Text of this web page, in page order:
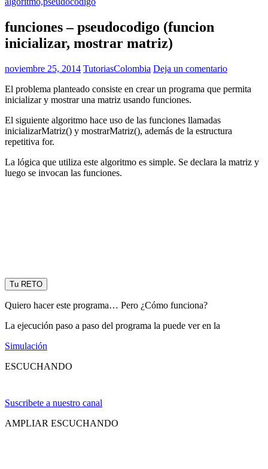
funciones – pseudocodigo (funcion
inicializar, mostrar matriz)
noviembre 25, 2014 TutoriasColombia Deja un comentario
El problema planteado consiste en crear un programa que permita
inicializar y mostrar una matriz usando funciones.
El siguiente algoritmo hace uso de las funciones llamadas
inicializarMatriz() y mostrarMatriz(), además de la estructura
repetitiva for.
La lógica que utiliza este algoritmo es simple. Se declara la matriz y
luego se invocan las funciones.
Tu RETO
Quiero hacer este programa… Pero ¿Cómo funciona?
La ejecución paso a paso del programa la puede ver en la
Simulación
ESCUCHANDO
Suscribete a nuestro canal
AMPLIAR ESCUCHANDO